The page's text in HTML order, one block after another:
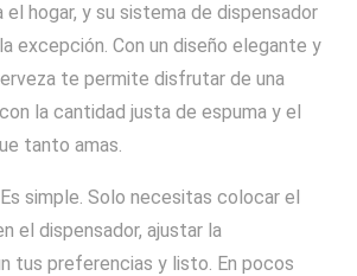
hogar, y su sistema de dispensador
excepción. Con un diseño elegante y
te permite disfrutar de una
la cantidad justa de espuma y el
tanto amas.
simple. Solo necesitas colocar el
el dispensador, ajustar la
tus preferencias y listo. En pocos